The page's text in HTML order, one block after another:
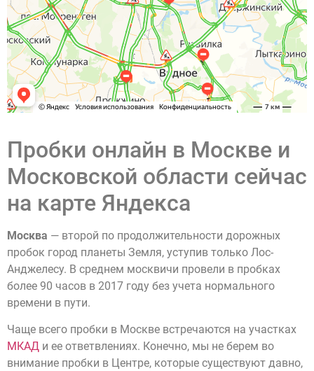
Пробки онлайн в Москве и
Московской области сейчас
на карте Яндекса
Москва — второй по продолжительности дорожных
пробок город планеты Земля, уступив только Лос-
Анджелесу. В среднем москвичи провели в пробках
более 90 часов в 2017 году без учета нормального
времени в пути.
Чаще всего пробки в Москве встречаются на участках
МКАД и ее ответвлениях. Конечно, мы не берем во
внимание пробки в Центре, которые существуют давно,